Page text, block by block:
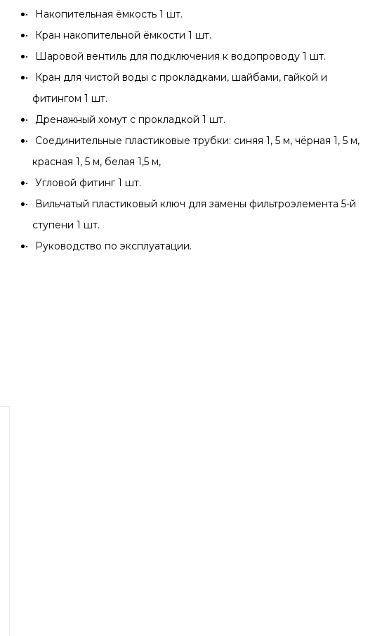
Накопительная ёмкость 1 шт.
Кран накопительной ёмкости 1 шт.
Шаровой вентиль для подключения к водопроводу 1 шт.
Кран для чистой воды с прокладками, шайбами, гайкой и
фитингом 1 шт.
Дренажный хомут с прокладкой 1 шт.
Соединительные пластиковые трубки: синяя 1, 5 м, чёрная 1, 5 м,
красная 1, 5 м, белая 1,5 м,
Угловой фитинг 1 шт.
Вильчатый пластиковый ключ для замены фильтроэлемента 5-й
ступени 1 шт.
Руководство по эксплуатации.